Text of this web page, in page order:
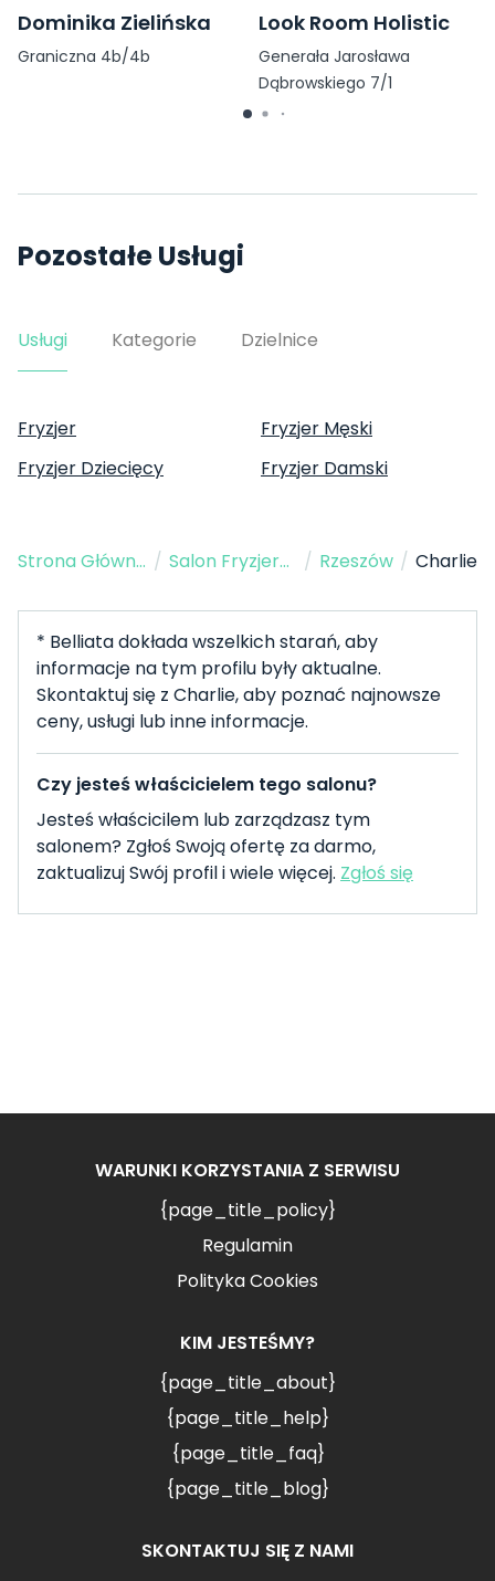
Dominika Zielińska
Graniczna 4b/4b
Look Room Holistic
Generała Jarosława
Dąbrowskiego 7/1
Pozostałe Usługi
Usługi Kategorie Dzielnice
Fryzjer
Fryzjer Męski
Fryzjer Dziecięcy
Fryzjer Damski
Strona Główna / Salon Fryzjerski / Rzeszów / Charlie
* Belliata dokłada wszelkich starań, aby
informacje na tym profilu były aktualne.
Skontaktuj się z Charlie, aby poznać najnowsze
ceny, usługi lub inne informacje.
Czy jesteś właścicielem tego salonu?
Jesteś właścicilem lub zarządzasz tym
salonem? Zgłoś Swoją ofertę za darmo,
zaktualizuj Swój profil i wiele więcej. Zgłoś się
WARUNKI KORZYSTANIA Z SERWISU
{page_title_policy}
Regulamin
Polityka Cookies
KIM JESTEŚMY?
{page_title_about}
{page_title_help}
{page_title_faq}
{page_title_blog}
SKONTAKTUJ SIĘ Z NAMI